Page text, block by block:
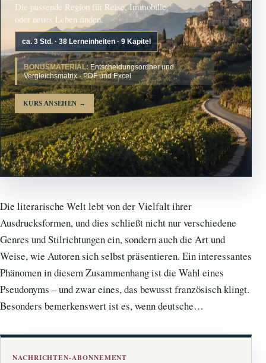
Die passende Region für Reise, Immobilie
oder neues Leben finden.
ca. 3 Std. · 38 Lerneinheiten · 9 Kapitel
BONUSMATERIAL: Entscheidungsordner und
Vergleichsmatrix · PDF und Excel
KURS ANSEHEN →
Die literarische Welt lebt von der Vielfalt ihrer
Ausdrucksformen, und dies schließt nicht nur verschiedene
Genres und Stilrichtungen ein, sondern auch die Art und
Weise, wie Autoren sich selbst präsentieren. Ein interessantes
Phänomen in diesem Zusammenhang ist die Wahl eines
Pseudonyms – und zwar eines, das bewusst französisch klingt.
Besonders bemerkenswert ist es, wenn deutsche…
NACHRICHTEN-ABONNEMENT